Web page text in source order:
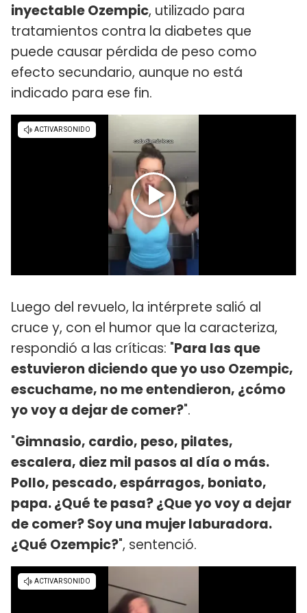
inyectable Ozempic, utilizado para
tratamientos contra la diabetes que
puede causar pérdida de peso como
efecto secundario, aunque no está
indicado para ese fin.
Luego del revuelo, la intérprete salió al
cruce y, con el humor que la caracteriza,
respondió a las críticas: "Para las que
estuvieron diciendo que yo uso Ozempic,
escuchame, no me entendieron, ¿cómo
yo voy a dejar de comer?".
"Gimnasio, cardio, peso, pilates,
escalera, diez mil pasos al día o más.
Pollo, pescado, espárragos, boniato,
papa. ¿Qué te pasa? ¿Que yo voy a dejar
de comer? Soy una mujer laburadora.
¿Qué Ozempic?", sentenció.